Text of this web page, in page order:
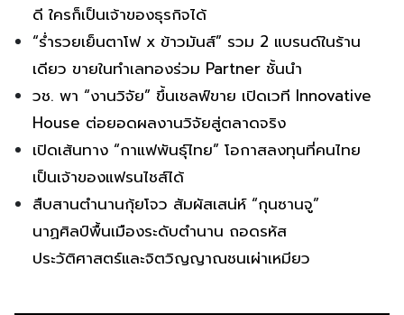
ดี ใครก็เป็นเจ้าของธุรกิจได้
“ร่ำรวยเย็นตาโฟ x ข้าวมันส์” รวม 2 แบรนด์ในร้าน
เดียว ขายในทำเลทองร่วม Partner ชั้นนำ
วช. พา “งานวิจัย” ขึ้นเชลฟ์ขาย เปิดเวที Innovative
House ต่อยอดผลงานวิจัยสู่ตลาดจริง
เปิดเส้นทาง “กาแฟพันธุ์ไทย” โอกาสลงทุนที่คนไทย
เป็นเจ้าของแฟรนไชส์ได้
สืบสานตำนานกุ้ยโจว สัมผัสเสน่ห์ “กุนซานจู”
นาฏศิลป์พื้นเมืองระดับตำนาน ถอดรหัส
ประวัติศาสตร์และจิตวิญญาณชนเผ่าเหมียว